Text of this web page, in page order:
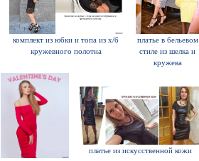
комплект из юбки и топа из х/б
кружевного полотна
платье в бельевом
стиле из шелка и
кружева
платье из искусственной кожи